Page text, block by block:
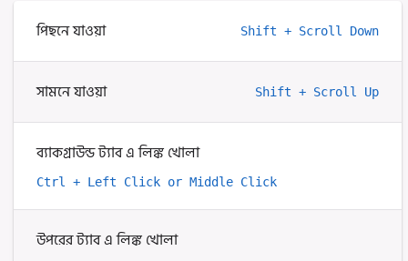
পিছনে যাওয়া Shift + Scroll Down
সামনে যাওয়া Shift + Scroll Up
ব্যাকগ্রাউন্ড ট্যাব এ লিঙ্ক খোলা
Ctrl + Left Click or Middle Click
উপরের ট্যাব এ লিঙ্ক খোলা